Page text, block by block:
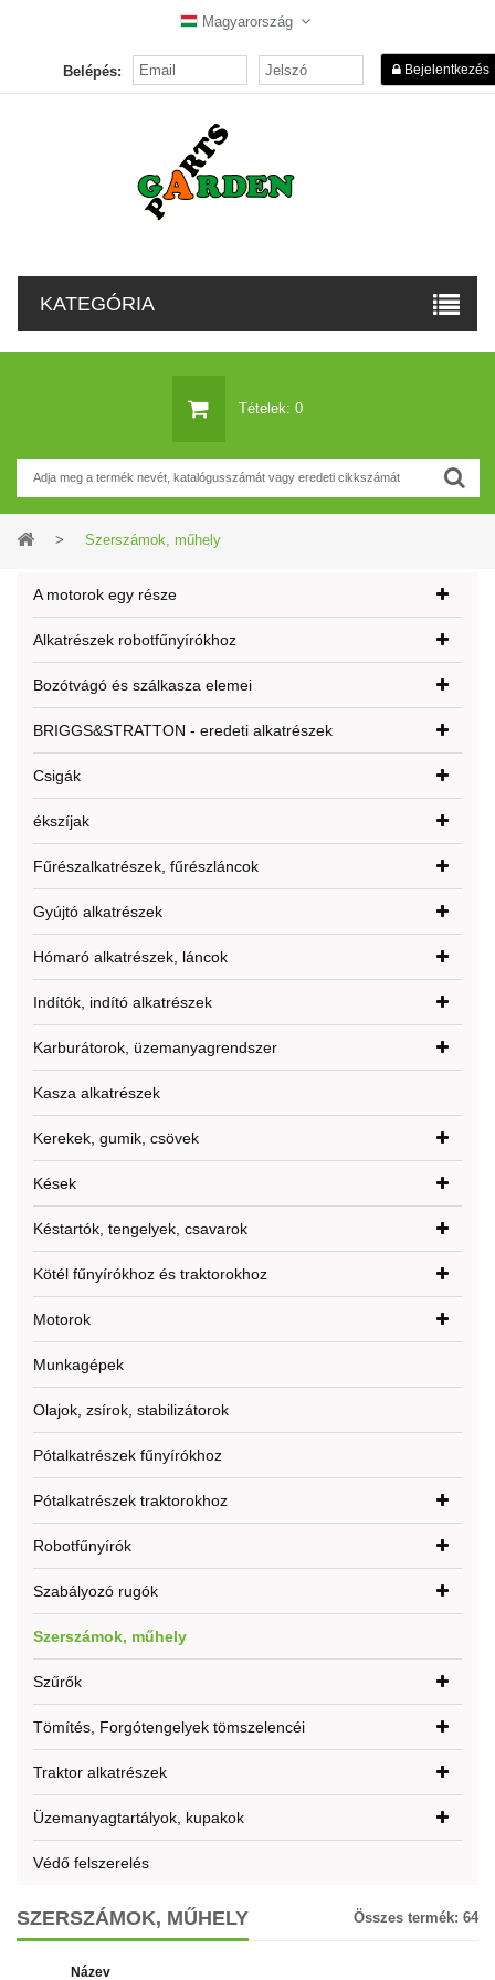
Magyarország
Belépés: Bejelentkezés
KATEGÓRIA
Tételek: 0
> Szerszámok, műhely
A motorok egy része
Alkatrészek robotfűnyírókhoz
Bozótvágó és szálkasza elemei
BRIGGS&STRATTON - eredeti alkatrészek
Csigák
ékszíjak
Fűrészalkatrészek, fűrészláncok
Gyújtó alkatrészek
Hómaró alkatrészek, láncok
Indítók, indító alkatrészek
Karburátorok, üzemanyagrendszer
Kasza alkatrészek
Kerekek, gumik, csövek
Kések
Késtartók, tengelyek, csavarok
Kötél fűnyírókhoz és traktorokhoz
Motorok
Munkagépek
Olajok, zsírok, stabilizátorok
Pótalkatrészek fűnyírókhoz
Pótalkatrészek traktorokhoz
Robotfűnyírók
Szabályozó rugók
Szerszámok, műhely
Szűrők
Tömítés, Forgótengelyek tömszelencéi
Traktor alkatrészek
Üzemanyagtartályok, kupakok
Védő felszerelés
SZERSZÁMOK, MŰHELY Összes termék: 64
Název